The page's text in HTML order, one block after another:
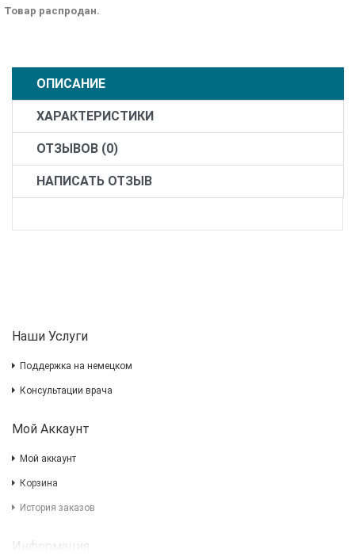
Товар распродан.
ОПИСАНИЕ
ХАРАКТЕРИСТИКИ
ОТЗЫВОВ (0)
НАПИСАТЬ ОТЗЫВ
Наши Услуги
Поддержка на немецком
Консультации врача
Мой Аккаунт
Мой аккаунт
Корзина
История заказов
Информация